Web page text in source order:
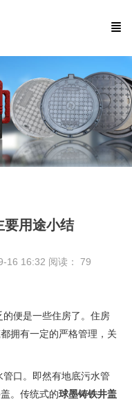
要用途小结
16 16:32 阅读： 79
便是一些住房了。住房
拥有一定的严格管理，关
口。即然有地底污水管
。传统式的球墨铸铁井盖